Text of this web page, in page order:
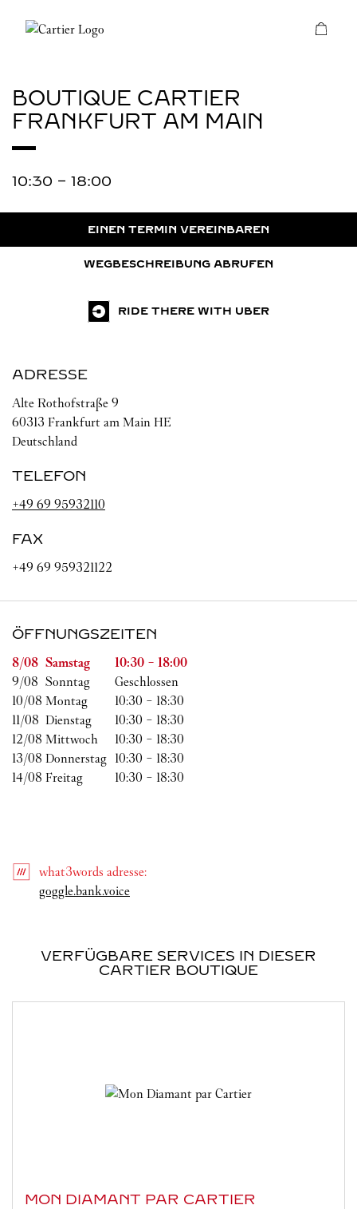
Cartier
BOUTIQUE CARTIER
FRANKFURT AM MAIN
10:30 - 18:00
EINEN TERMIN VEREINBAREN
WEGBESCHREIBUNG ABRUFEN
RIDE THERE WITH UBER
ADRESSE
Alte Rothofstraße 9
60313 Frankfurt am Main HE
Deutschland
TELEFON
+49 69 95932110
FAX
+49 69 959321122
ÖFFNUNGSZEITEN
WochentagÖffnungszeiten
8/08 Samstag 10:30 - 18:00
9/08 Sonntag
Geschlossen
10/08 Montag 10:30 - 18:30
11/08 Dienstag 10:30 - 18:30
12/08 Mittwoch 10:30 - 18:30
13/08 Donnerstag 10:30 - 18:30
14/08 Freitag 10:30 - 18:30
what3words adresse:
goggle.bank.voiceLink Opens in New Tab
VERFÜGBARE SERVICES IN DIESER
CARTIER BOUTIQUE
MON DIAMANT PAR CARTIER